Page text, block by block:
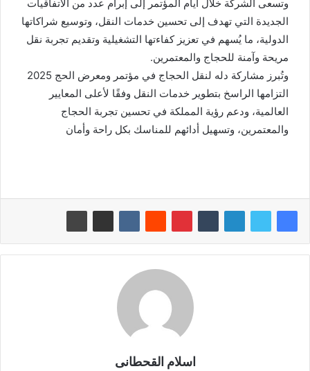
وتسعى الشركة خلال أيام المؤتمر إلى إبرام عدد من الاتفاقيات
الجديدة التي تهدف إلى تحسين خدمات النقل، وتوسيع شراكاتها
الدولية، ما يُسهم في تعزيز كفاءتها التشغيلية وتقديم تجربة نقل
مريحة وآمنة للحجاج والمعتمرين.
وتُبرز مشاركة دله لنقل الحجاج في مؤتمر ومعرض الحج 2025
التزامها الراسخ بتطوير خدمات النقل وفقًا لأعلى المعايير
العالمية، ودعم رؤية المملكة في تحسين تجربة الحجاج
والمعتمرين، وتسهيل أدائهم للمناسك بكل راحة وأمان
اسلام القحطانى